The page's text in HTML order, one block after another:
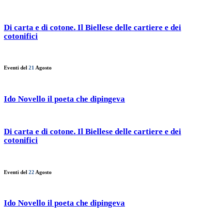
Di carta e di cotone. Il Biellese delle cartiere e dei
cotonifici
Eventi del 21 Agosto
Ido Novello il poeta che dipingeva
Di carta e di cotone. Il Biellese delle cartiere e dei
cotonifici
Eventi del 22 Agosto
Ido Novello il poeta che dipingeva